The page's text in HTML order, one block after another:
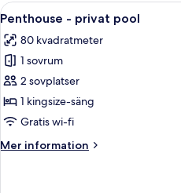
bottenvåning
Öppna
alla
foton
för
Penthouse
-
privat
10
Penthouse - privat pool
80 kvadratmeter
1 sovrum
2 sovplatser
1 kingsize-säng
Gratis wi-fi
Mer information
Mer